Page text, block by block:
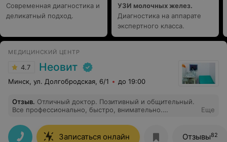
Современная диагностика и
деликатный подход.
УЗИ молочных желез.
Диагностика на аппарате
экспертного класса.
МЕДИЦИНСКИЙ ЦЕНТР
4.7 Неовит
Минск, ул. Долгобродская, 6/1 до 19:00
Отзыв. Отличный доктор. Позитивный и общительный.
Все профессионально, быстро, внимательно.
Еще
Записаться онлайн Отзывы82